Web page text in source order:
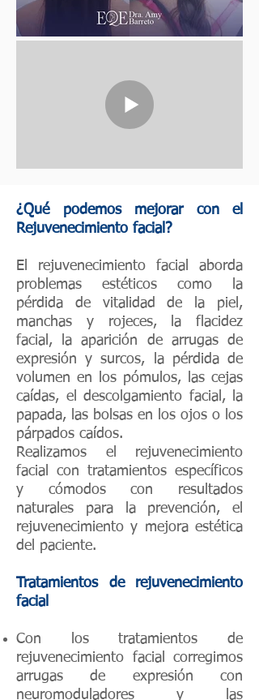
¿Qué podemos mejorar con el
Rejuvenecimiento facial?
El rejuvenecimiento facial aborda
problemas estéticos como la
pérdida de vitalidad de la piel,
manchas y rojeces, la flacidez
facial, la aparición de arrugas de
expresión y surcos, la pérdida de
volumen en los pómulos, las cejas
caídas, el descolgamiento facial, la
papada, las bolsas en los ojos o los
párpados caídos.
Realizamos el rejuvenecimiento
facial con tratamientos específicos
y cómodos con resultados
naturales para la prevención, el
rejuvenecimiento y mejora estética
del paciente.
Tratamientos de rejuvenecimiento
facial
Con los tratamientos de
rejuvenecimiento facial corregimos
arrugas de expresión con
neuromoduladores y las